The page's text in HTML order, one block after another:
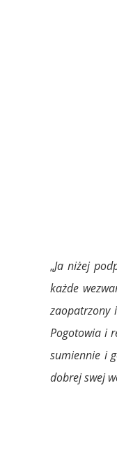
„Ja niżej
każde
zaopatrzony
Pogotowia i
sumiennie i
dobrej swej